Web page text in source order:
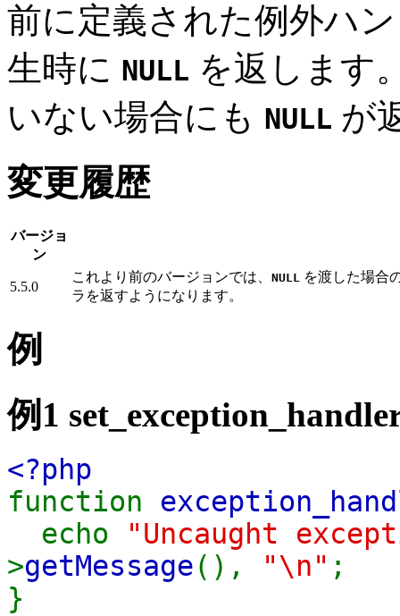
前に定義された例外ハ
生時に NULL を返します
いない場合にも NULL が
変更履歴
バージョ
ン
5.5.0
これより前のバージョンでは、 NULL
を渡した場合
ラを返すようになります。
例
例1
<?php
function
echo
"Uncaught
>getMessage(), "\n" ;
}